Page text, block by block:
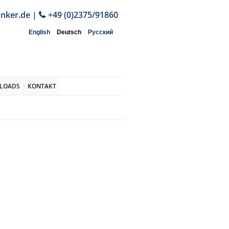
| +49 (0)2375/91860
English Deutsch Русский
KONTAKT